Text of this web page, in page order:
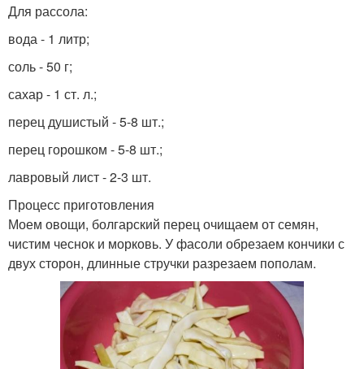
Для рассола:
вода - 1 литр;
соль - 50 г;
сахар - 1 ст. л.;
перец душистый - 5-8 шт.;
перец горошком - 5-8 шт.;
лавровый лист - 2-3 шт.
Процесс приготовления
Моем овощи, болгарский перец очищаем от семян,
чистим чеснок и морковь. У фасоли обрезаем кончики с
двух сторон, длинные стручки разрезаем пополам.